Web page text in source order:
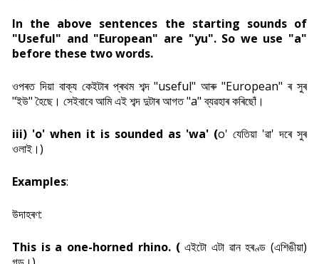
In the above sentences the starting sounds of
"Useful" and "European" are "yu". So we use "a"
before these two words.
ওপৰত দিয়া বাক্য কেইটাৰ প্ৰথম শব্দ "useful" আৰু "European" ৰ সুৰ
"ইউ" হৈছে। সেইবাবে আমি এই শব্দ দুটাৰ আগত "a" ব্যৱহাৰ কৰিছোঁ।
iii) 'o' when it is sounded as 'wa' (o' যেতিয়া 'ৱা' দৰে সুৰ
ওলাই।)
Examples:
উদাহৰণ:
This is a one-horned rhino. (এইটো এটা ৱান হৰণ্ড (এশিঙীয়া)